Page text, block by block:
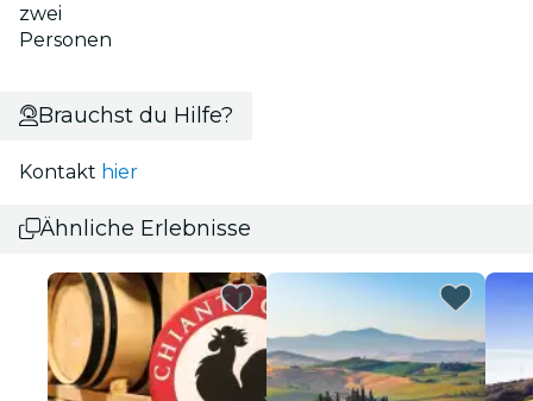
zwei
Personen
Brauchst du Hilfe?
Kontakt hier
Ähnliche Erlebnisse